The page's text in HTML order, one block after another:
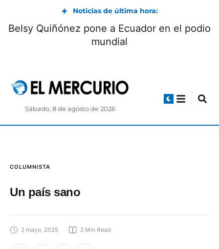
Noticias de última hora:
Belsy Quiñónez pone a Ecuador en el podio
mundial
Sábado, 8 de agosto de 2026
COLUMNISTA
Un país sano
2 mayo, 2025 2 Min Read